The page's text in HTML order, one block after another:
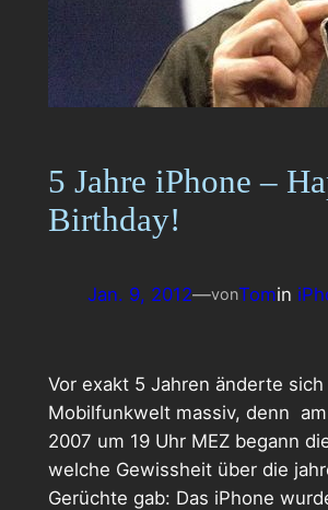
5 Jahre iPhone –
Birthday!
Jan. 9, 2012—vonTomin
Vor exakt 5 Jahren änderte sich
Mobilfunkwelt massiv, denn
2007 um 19 Uhr MEZ begann
welche Gewissheit über die
Gerüchte gab: Das iPhone